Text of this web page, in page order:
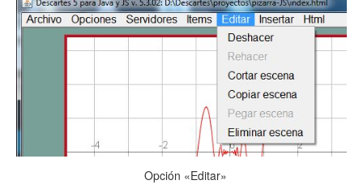
Opción «Editar»